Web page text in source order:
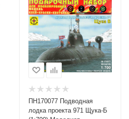
ПН170077 Подводная
лодка проекта 971 Щука-Б